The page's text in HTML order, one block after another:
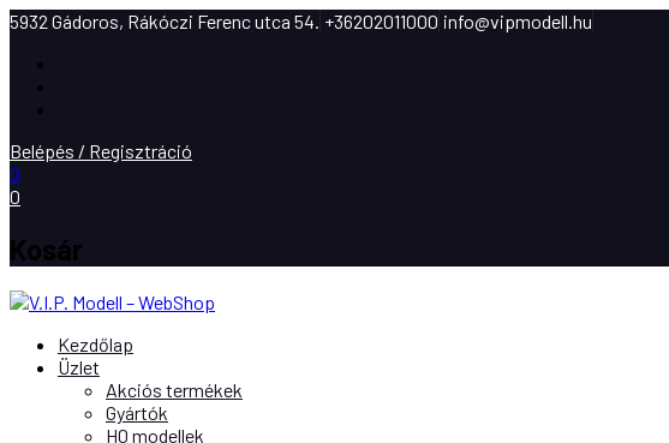
5932 Gádoros, Rákóczi Ferenc utca 54. +36202011000 info@vipmodell.hu
Belépés / Regisztráció
0
0
Kosár
Kezdőlap
Üzlet
Akciós termékek
Gyártók
H0 modellek